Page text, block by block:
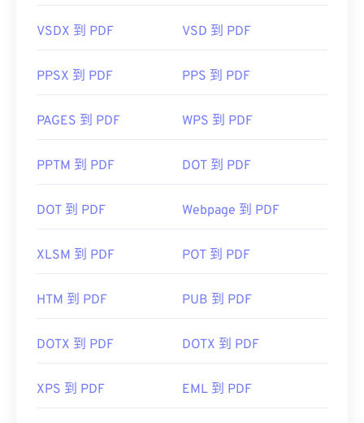
VSDX 到 PDF VSD 到 PDF
PPSX 到 PDF PPS 到 PDF
PAGES 到 PDF WPS 到 PDF
PPTM 到 PDF DOT 到 PDF
DOT 到 PDF Webpage 到 PDF
XLSM 到 PDF POT 到 PDF
HTM 到 PDF PUB 到 PDF
DOTX 到 PDF DOTX 到 PDF
XPS 到 PDF EML 到 PDF